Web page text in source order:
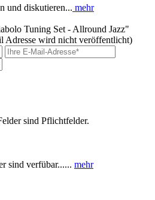
und diskutieren... mehr
Tuning Set - Allround Jazz"
Adresse wird nicht veröffentlicht)
sind Pflichtfelder.
sind verfübar...... mehr